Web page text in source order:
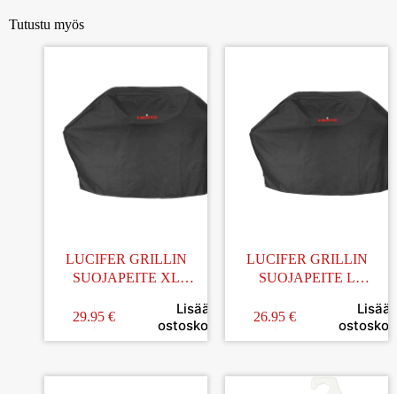
Tutustu myös
LUCIFER GRILLIN
SUOJAPEITE XL
29.95 €
Lisää
ostoskoriin
LUCIFER GRILLIN
SUOJAPEITE L
26.95 €
Lisää